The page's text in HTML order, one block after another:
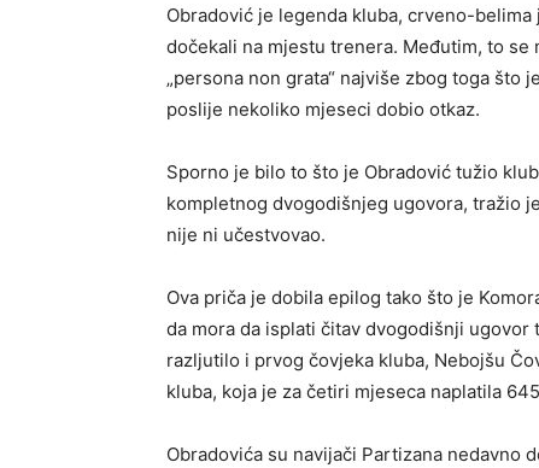
Obradović je legenda kluba, crveno-
dočekali na mjestu trenera. Međutim, to
„persona non grata“ najviše zbog toga što
poslije nekoliko mjeseci dobio otkaz.
Sporno je bilo to što je Obradović tužio
kompletnog dvogodišnjeg ugovora, tražio
nije ni učestvovao.
Ova priča je dobila epilog tako što je
da mora da isplati čitav dvogodišnji
razljutilo i prvog čovjeka kluba, Nebojšu
kluba, koja je za četiri mjeseca naplatila
Obradovića su navijači Partizana nedavno